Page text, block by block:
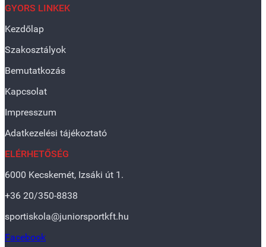
GYORS LINKEK
Kezdőlap
Szakosztályok
Bemutatkozás
Kapcsolat
Impresszum
Adatkezelési tájékoztató
ELÉRHETŐSÉG
6000 Kecskemét, Izsáki út 1.
+36 20/350-8838
sportiskola@juniorsportkft.hu
Facebook